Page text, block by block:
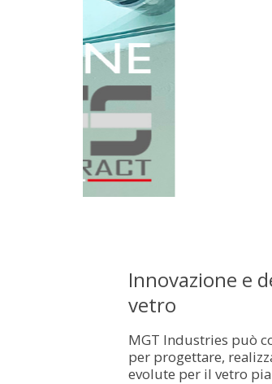
Innovazione e
vetro
MGT Industries può
per progettare,
evolute per il vetro